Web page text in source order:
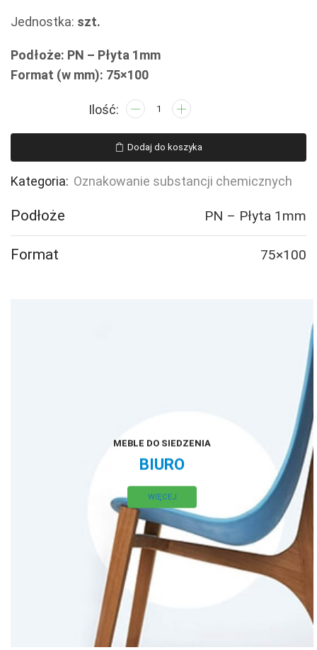
Jednostka: szt.
Podłoże: PN – Płyta 1mm
Format (w mm): 75×100
ilość
Substancja
wysoce
łatwopalna
Dodaj do koszyka
Kategoria: Oznakowanie substancji chemicznych
Podłoże PN – Płyta 1mm
Format 75×100
MEBLE DO SIEDZENIA
BIURO
WIĘCEJ